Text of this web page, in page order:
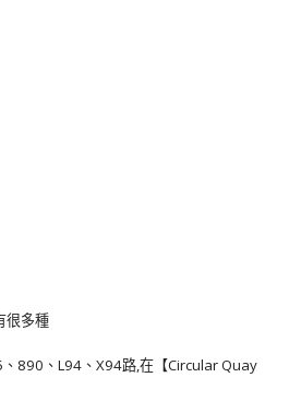
很多種
890、L94、X94路,在【Circular Quay